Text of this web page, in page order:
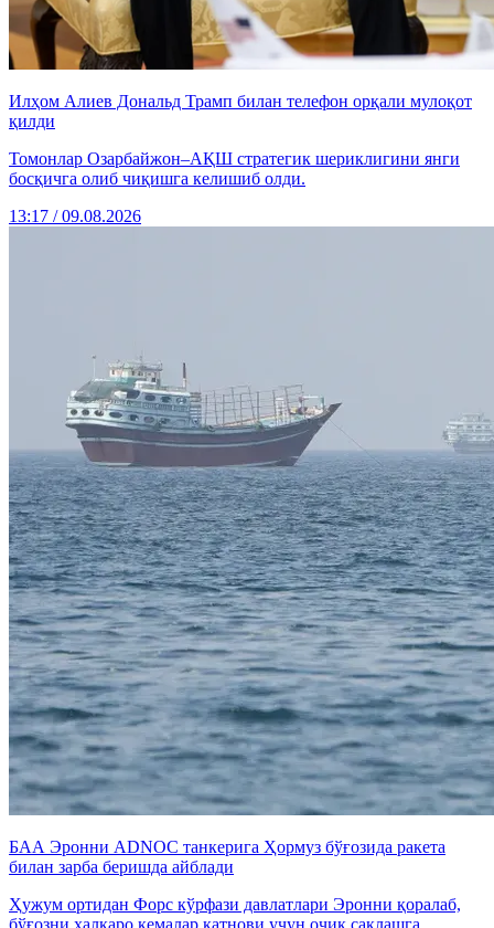
Илҳом Алиев Дональд Трамп билан телефон орқали мулоқот
қилди
Томонлар Озарбайжон–АҚШ стратегик шериклигини янги
босқичга олиб чиқишга келишиб олди.
13:17 / 09.08.2026
БАА Эронни ADNOC танкерига Ҳормуз бўғозида ракета
билан зарба беришда айблади
Ҳужум ортидан Форс кўрфази давлатлари Эронни қоралаб,